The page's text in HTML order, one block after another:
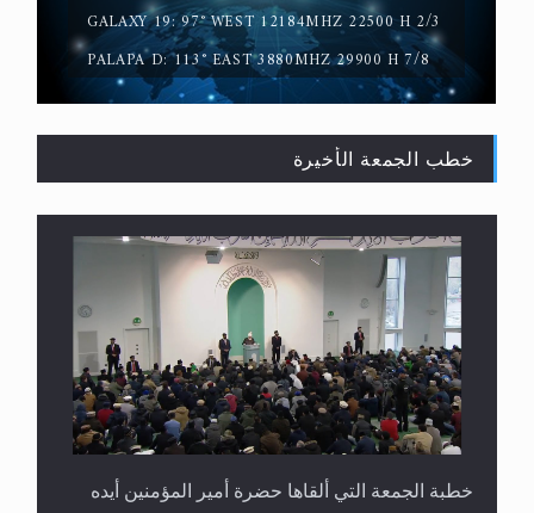
القرآن قاضٍ وحكمٌ على السنة ومهيمنٌ عليها.. ليس
العكس
GALAXY 19: 97° WEST 12184MHZ 22500 H 2/3
PALAPA D: 113° EAST 3880MHZ 29900 H 7/8
خطب الجمعة الأخيرة
خطبة الجمعة التي ألقاها حضرة أمير المؤمنين أيده